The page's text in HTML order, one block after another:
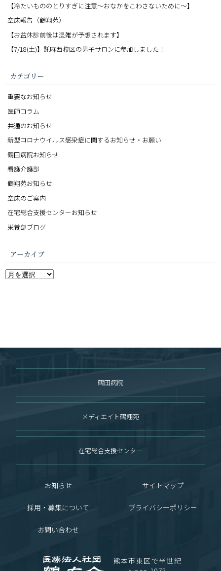
【冷たいもののとりすぎに注意〜おなかをこわさないために〜】
空床報告（鶴翔苑）
【お盆休診前後は混雑が予想されます】
【7/18(土)】託麻西校区の男子サロンに参加しました！
カテゴリー
重要なお知らせ
医師コラム
共通のお知らせ
新型コロナウイルス感染症に関するお知らせ・お願い
鶴田病院お知らせ
看護介護部
鶴翔苑お知らせ
空床のご案内
在宅総合支援センターお知らせ
栄養部ブログ
アーカイブ
熊本市東区で半世紀
鶴田病院
メディエイト鶴翔苑
在宅総合支援センター
お知らせ サイトマップ
採用・募集について プライバシーポリシー
お問い合わせ